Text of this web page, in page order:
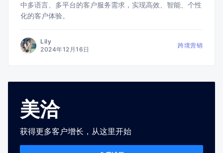
中多语言、多平台的客户服务需求，实现高效、智能、个性
化的客户体验。
Lily
2024年12月16日
跨境营销
美洽
获得更多客户增长，从这里开始